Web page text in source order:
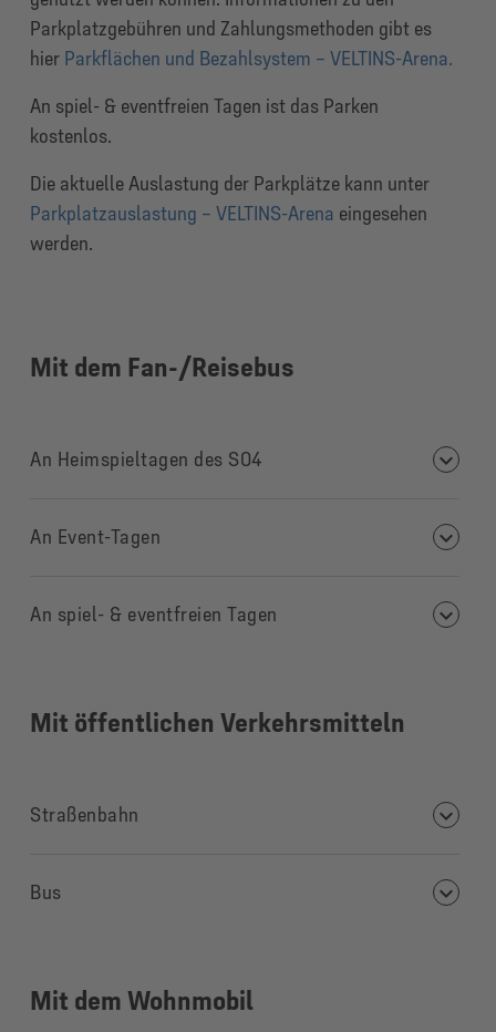
Parkplatzgebühren und Zahlungsmethoden gibt es
hier Parkflächen und Bezahlsystem – VELTINS-Arena.
An spiel- & eventfreien Tagen ist das Parken
kostenlos.
Die aktuelle Auslastung der Parkplätze kann unter
Parkplatzauslastung – VELTINS-Arena eingesehen
werden.
Mit dem Fan-/Reisebus
An Heimspieltagen des S04
An Event-Tagen
An spiel- & eventfreien Tagen
Mit öffentlichen Verkehrsmitteln
Straßenbahn
Bus
Mit dem Wohnmobil